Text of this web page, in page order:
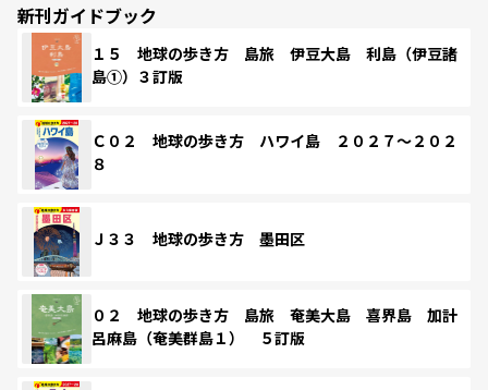
新刊ガイドブック
１５ 地球の歩き方 島旅 伊豆大島 利島（伊豆諸
島①）３訂版
Ｃ０２ 地球の歩き方 ハワイ島 ２０２７～２０２
８
Ｊ３３ 地球の歩き方 墨田区
０２ 地球の歩き方 島旅 奄美大島 喜界島 加計
呂麻島（奄美群島１） ５訂版